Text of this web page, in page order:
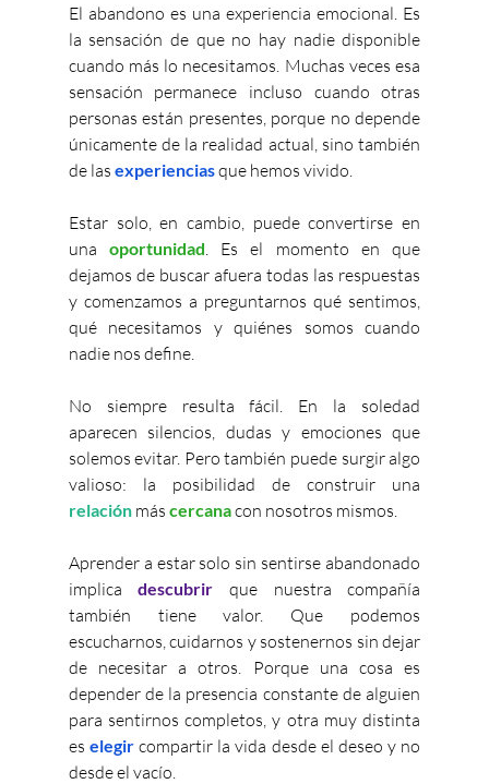
El abandono es una experiencia emocional. Es
la sensación de que no hay nadie disponible
cuando más lo necesitamos. Muchas veces esa
sensación permanece incluso cuando otras
personas están presentes, porque no depende
únicamente de la realidad actual, sino también
de las experiencias que hemos vivido.
Estar solo, en cambio, puede convertirse en
una oportunidad . Es el momento en que
dejamos de buscar afuera todas las respuestas
y comenzamos a preguntarnos qué sentimos,
qué necesitamos y quiénes somos cuando
nadie nos define.
No siempre resulta fácil. En la soledad
aparecen silencios, dudas y emociones que
solemos evitar. Pero también puede surgir algo
relación más cercana con nosotros mismos.
Aprender a estar solo sin sentirse abandonado
implica descubrir que nuestra compañía
también tiene valor. Que podemos
escucharnos, cuidarnos y sostenernos sin dejar
de necesitar a otros. Porque una cosa es
depender de la presencia constante de alguien
para sentirnos completos, y otra muy distinta
es elegir compartir la vida desde el deseo y no
desde el vacío.